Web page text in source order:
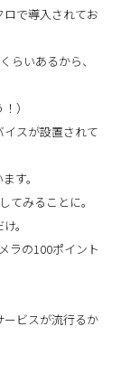
で導入されてお
らいあるから、
）
スが設置されて
す。
てみることに。
。
ラの100ポイント
ービスが流行るか